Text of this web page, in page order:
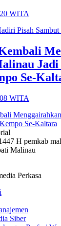
WITA
Jadi
Se-
WITA
Perkasa
Siber